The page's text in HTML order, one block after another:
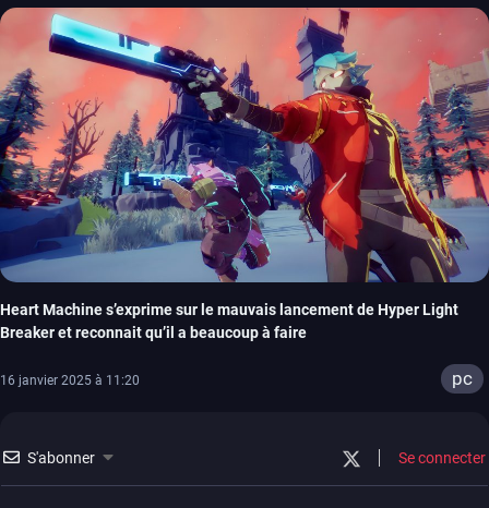
Heart Machine s’exprime sur le mauvais lancement de Hyper Light
Breaker et reconnait qu’il a beaucoup à faire
16 janvier 2025 à 11:20 pc
S'abonner Se connecter